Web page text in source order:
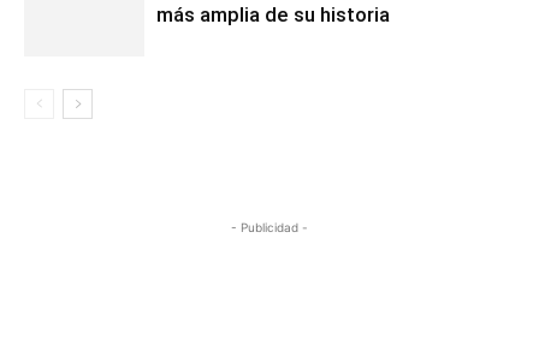
más amplia de su historia
- Publicidad -